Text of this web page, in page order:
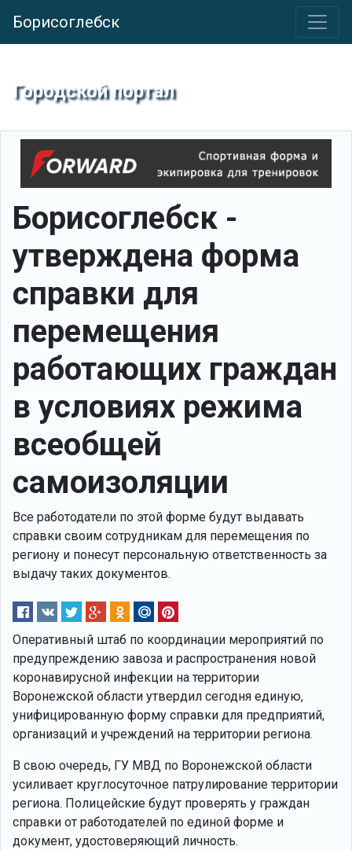
Борисоглебск
Городской портал
Борисоглебск -
утверждена форма
справки для
перемещения
работающих граждан
в условиях режима
всеобщей
самоизоляции
Все работодатели по этой форме будут выдавать
справки своим сотрудникам для перемещения по
региону и понесут персональную ответственность за
выдачу таких документов.
Оперативный штаб по координации мероприятий по
предупреждению завоза и распространения новой
коронавирусной инфекции на территории
Воронежской области утвердил сегодня единую,
унифицированную форму справки для предприятий,
организаций и учреждений на территории региона.
В свою очередь, ГУ МВД по Воронежской области
усиливает круглосуточное патрулирование территории
региона. Полицейские будут проверять у граждан
справки от работодателей по единой форме и
документ, удостоверяющий личность.